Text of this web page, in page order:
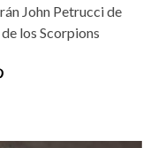
John Petrucci de
los Scorpions